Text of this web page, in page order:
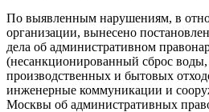
По выявленным нарушениям, в
организации, вынесено
дела об административном
(несанкционированный сброс
производственных и бытовых
инженерные коммуникации и
Москвы об административных